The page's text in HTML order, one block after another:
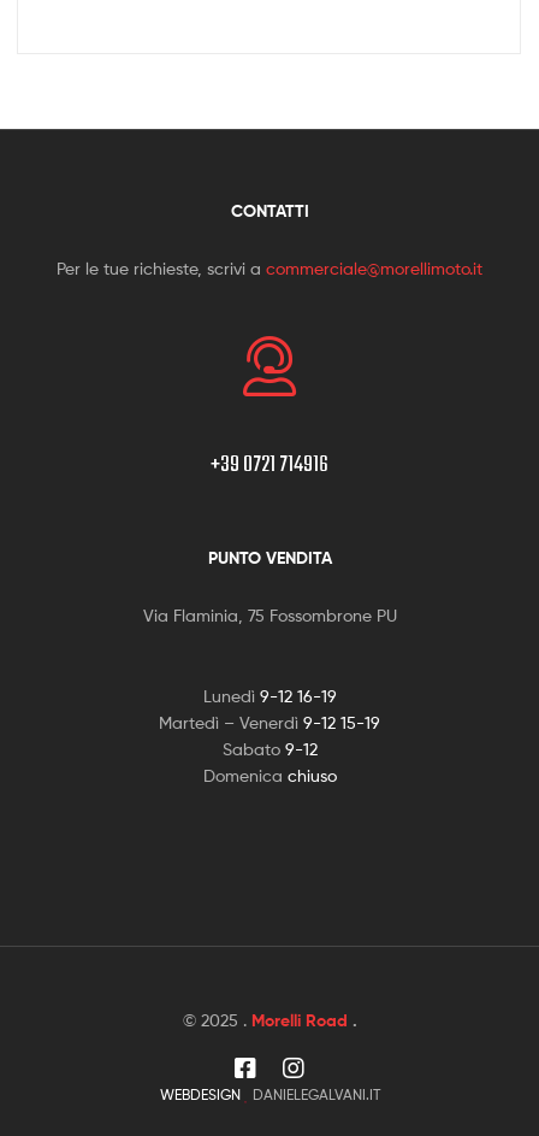
CONTATTI
Per le tue richieste, scrivi a commerciale@morellimoto.it
+39 0721 714916
PUNTO VENDITA
Via Flaminia, 75 Fossombrone PU
Lunedì 9-12 16-19
Martedì – Venerdì 9-12 15-19
Sabato 9-12
Domenica chiuso
© 2025 . Morelli Road .
WEBDESIGN DANIELEGALVANI.IT